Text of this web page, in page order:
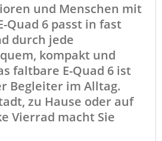
und Menschen mit
Quad 6 passt in fast
durch jede
kompakt und
faltbare E-Quad 6 ist
Begleiter im Alltag.
zu Hause oder auf
Vierrad macht Sie